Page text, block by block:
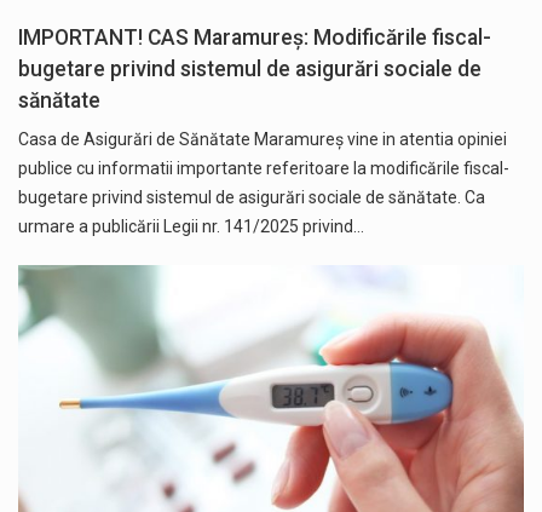
IMPORTANT! CAS Maramureș: Modificările fiscal-
bugetare privind sistemul de asigurări sociale de
sănătate
Casa de Asigurări de Sănătate Maramureș vine in atentia opiniei
publice cu informatii importante referitoare la modificările fiscal-
bugetare privind sistemul de asigurări sociale de sănătate. Ca
urmare a publicării Legii nr. 141/2025 privind…